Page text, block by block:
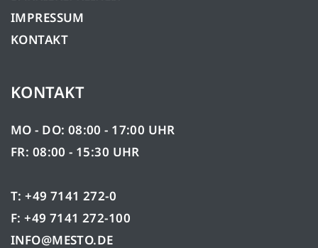
IMPRESSUM
KONTAKT
KONTAKT
MO - DO: 08:00 - 17:00 UHR
FR: 08:00 - 15:30 UHR
T: +49 7141 272-0
F: +49 7141 272-100
INFO@MESTO.DE